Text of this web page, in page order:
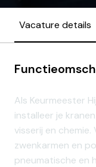
Vacature details
Als Keurmeester
installeer je
visserij en
zwenkarmen en
pneumatische en